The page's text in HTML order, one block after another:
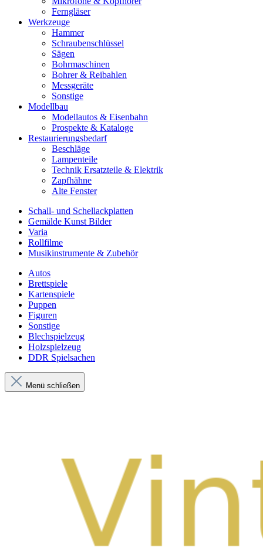
Ferngläser
Werkzeuge
Hammer
Schraubenschlüssel
Sägen
Bohrmaschinen
Bohrer & Reibahlen
Messgeräte
Sonstige
Modellbau
Modellautos & Eisenbahn
Prospekte & Kataloge
Restaurierungsbedarf
Beschläge
Lampenteile
Technik Ersatzteile & Elektrik
Zapfhähne
Alte Fenster
Schall- und Schellackplatten
Gemälde Kunst Bilder
Varia
Rollfilme
Musikinstrumente & Zubehör
Autos
Brettspiele
Kartenspiele
Puppen
Figuren
Sonstige
Blechspielzeug
Holzspielzeug
DDR Spielsachen
Menü schließen